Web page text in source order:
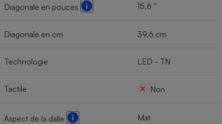
Diagonale en pouces 15,6 ''
Diagonale en cm 39,6 cm
Technologie LED - TN
Tactile Non
Aspect de la dalle Mat